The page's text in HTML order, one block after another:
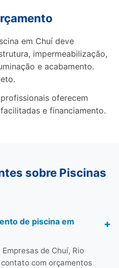
em Chuí deve
impermeabilização,
e acabamento.
oferecem
e financiamento.
sobre Piscinas
de piscina em
de Chuí, Rio
com orçamentos